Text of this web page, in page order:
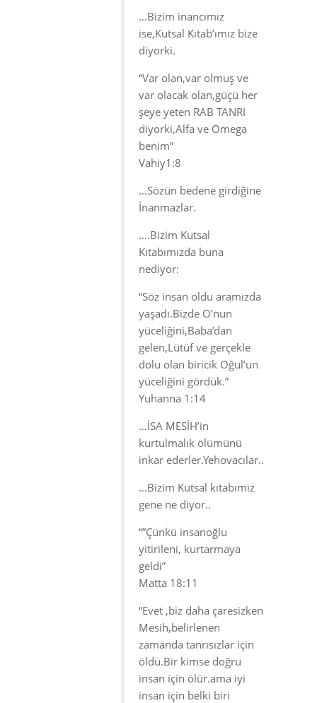
…Bizim inancımız
ise,Kutsal Kıtab’ımız bize
diyorki.
“Var olan,var olmuş ve
var olacak olan,güçü her
şeye yeten RAB TANRI
diyorki,Alfa ve Omega
benim”
Vahiy1:8
…Sözün bedene girdiğine
İnanmazlar.
….Bizim Kutsal
Kıtabımızda buna
nediyor:
“Söz insan oldu aramızda
yaşadı.Bizde O’nun
yüceliğini,Baba’dan
gelen,Lütüf ve gerçekle
dolu olan biricik Oğul’un
yüceliğini gördük.”
Yuhanna 1:14
…İSA MESİH’in
kurtulmalık ölümünü
inkar ederler.Yehovacılar..
…Bizim Kutsal kıtabımız
gene ne diyor..
“”Çünkü insanoğlu
yitirileni, kurtarmaya
geldi”
Matta 18:11
“Evet ,biz daha çaresizken
Mesih,belirlenen
zamanda tanrısızlar için
öldü.Bir kimse doğru
insan için ölür.ama iyi
insan için belki biri